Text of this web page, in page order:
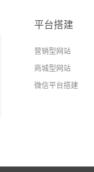
平台搭建
营销型网站
商城型网站
微信平台搭建